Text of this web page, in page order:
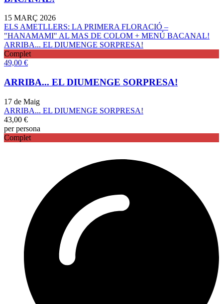
15 MARÇ 2026
ELS AMETLLERS: LA PRIMERA FLORACIÓ –
"HANAMAMI" AL MAS DE COLOM + MENÚ BACANAL!
ARRIBA... EL DIUMENGE SORPRESA!
Complet
49,00 €
ARRIBA... EL DIUMENGE SORPRESA!
17 de Maig
ARRIBA... EL DIUMENGE SORPRESA!
43,00 €
per persona
Complet